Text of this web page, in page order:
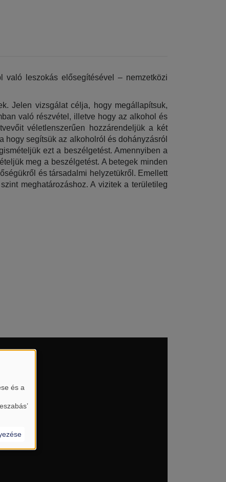
való leszokás elősegítésével – nemzetközi
Jelen vizsgálat célja, hogy megállapítsuk,
való részvétel, illetve hogy az alkohol és
véletlenszerűen hozzárendeljük a két
hogy segítsük az alkoholról és dohányzásról
ezt a beszélgetést. Amennyiben a
meg a beszélgetést. A betegek minden
és társadalmi helyzetükről. Emellett
meghatározáshoz. A vizitek a területileg
és a